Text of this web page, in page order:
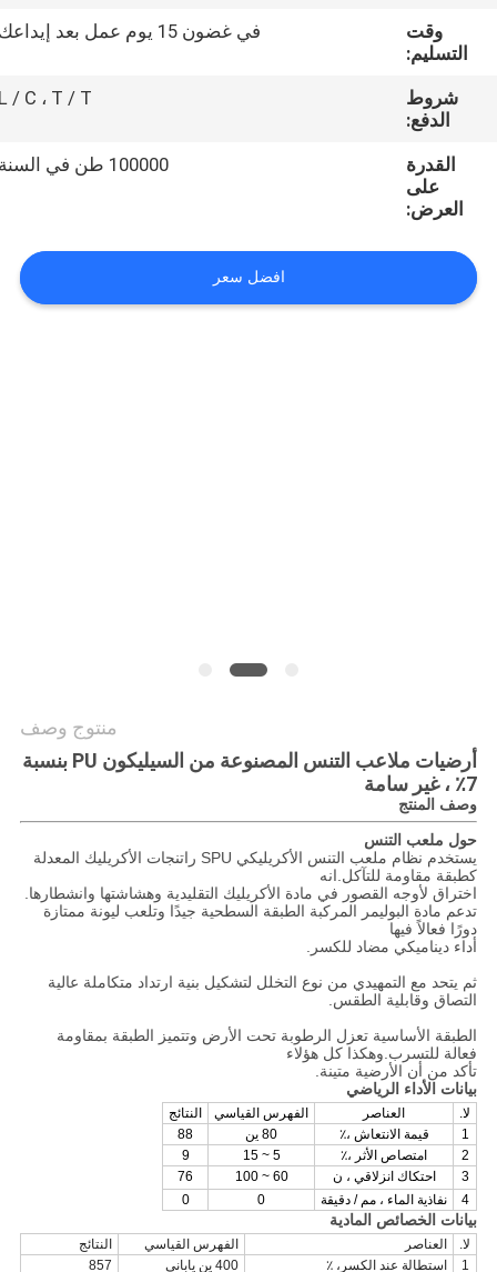
اقتباس
خريطة
الموقع
PRIVACY
POLICY
وقت
التسليم:
في غضون 15 يوم عمل بعد إيداعك
شروط
الدفع:
L / C ، T / T
القدرة
على
العرض:
100000 طن في السنة
افضل سعر
منتوج وصف
أرضيات ملاعب التنس المصنوعة من السيليكون PU بنسبة
وصف المنتج
حول ملعب التنس
يستخدم نظام ملعب التنس الأكريليكي SPU راتنجات الأكريليك المعدلة
كطبقة مقاومة للتآكل.انه
اختراق لأوجه القصور في مادة الأكريليك التقليدية وهشاشتها وانشطارها.
تدعم مادة البوليمر المركبة الطبقة السطحية جيدًا وتلعب ليونة ممتازة
دورًا فعالاً فيها
أداء ديناميكي مضاد للكسر.
ثم يتحد مع التمهيدي من نوع التخلل لتشكيل بنية ارتداد متكاملة عالية
التصاق وقابلية الطقس.
الطبقة الأساسية تعزل الرطوبة تحت الأرض وتتميز الطبقة بمقاومة
فعالة للتسرب.وهكذا كل هؤلاء
تأكد من أن الأرضية متينة.
بيانات الأداء الرياضي
العناصر الفهرس القياسي
النتائج
قيمة الانتعاش ،٪ 80 ين
88
امتصاص الأثر ،٪
احتكاك انزلاقي ، ن 60 ~ 100
76
نفاذية الماء ، مم / دقيقة
بيانات الخصائص المادية
العناصر الفهرس القياسي
النتائج
استطالة عند الكسر، ٪ 400 ين ياباني 857